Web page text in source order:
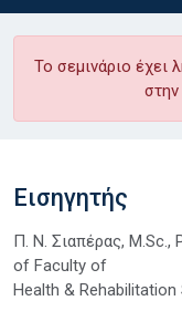
Το σεμινάριο έχει
στην
Εισηγητής
Π. Ν. Σιαπέρας, M.Sc.,
of Faculty of
Health &